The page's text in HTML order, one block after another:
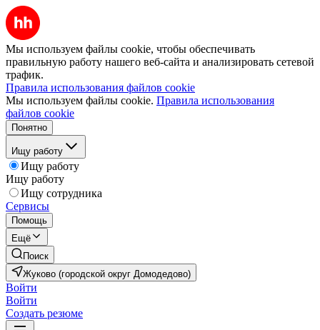
Мы используем файлы cookie, чтобы обеспечивать
правильную работу нашего веб-сайта и анализировать сетевой
трафик.
Правила использования файлов cookie
Мы используем файлы cookie. Правила использования
файлов cookie
Понятно
Ищу работу
Ищу работу
Ищу работу
Ищу сотрудника
Сервисы
Помощь
Ещё
Поиск
Жуково (городской округ Домодедово)
Войти
Войти
Создать резюме